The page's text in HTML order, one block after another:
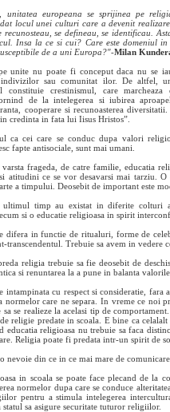
unitatea europeana se sprijinea pe
locul unei culturi care a devenit
recunosteau, se defineau, se identificau.
Insa la ce si cui? Care este domeniul
de a uni Europa?"-Milan
unite nu poate fi conceput daca nu se
sau comunitat ilor. De altfel,
constituie crestinismul, care
de la intelegerea si iubirea
cooperare si recunoasterea
credinta in fata lui Iisus Hristos”.
ca cei care se conduc dupa valori
fapte antisociale, sunt mai umani.
frageda, de catre familie, educatia
atitudini ce se vor desavarsi mai tarziu. O
a timpului. Deosebit de important este
timp au existat in diferite colturi
si o educatie religioasa in spirit
difera in functie de ritualuri, forme de
transcendentul. Trebuie sa avem in vedere
religia trebuie sa fie deosebit de
si renuntarea la a pune in balanta
intampinata cu respect si consideratie, fara
normelor care ne separa. In vreme ce noi
sa se realieze la acelasi tip de
religie predate in scoala. E bine ca celalalt
educatia religioasa nu trebuie sa faca
Religia poate fi predata intr-un spirit de
nevoie din ce in ce mai mare de
in scoala se poate face plecand de
normelor dupa care se conduce
pentru a stimula intelegerea
sa asigure securitate tuturor religiilor.